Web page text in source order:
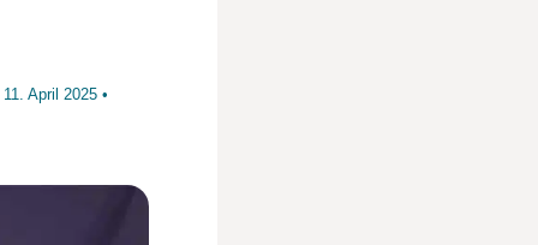
11. April 2025 •